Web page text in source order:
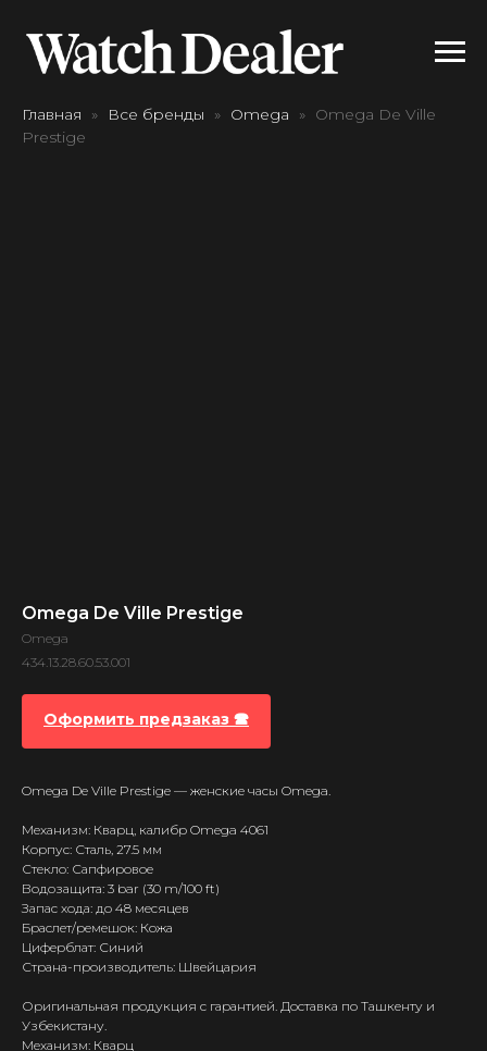
Главная Все бренды Omega
Omega De Ville
Prestige
Omega De Ville Prestige
Omega
434.13.28.60.53.001
Оформить предзаказ 🕿
Omega De Ville Prestige — женские часы Omega.
Механизм: Кварц, калибр Omega 4061
Корпус: Сталь, 27.5 мм
Стекло: Сапфировое
Водозащита: 3 bar (30 m/100 ft)
Запас хода: до 48 месяцев
Браслет/ремешок: Кожа
Циферблат: Синий
Страна-производитель: Швейцария
Оригинальная продукция с гарантией. Доставка по Ташкенту и
Узбекистану.
Механизм: Кварц